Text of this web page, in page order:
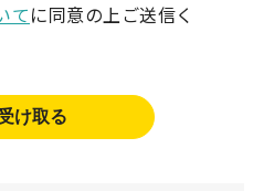
てに同意の上ご送信く